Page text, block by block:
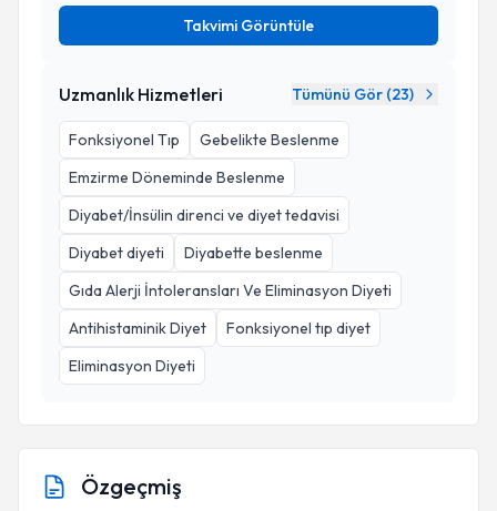
Takvimi Görüntüle
Uzmanlık Hizmetleri Tümünü Gör (23)
Fonksiyonel Tıp
Gebelikte Beslenme
Emzirme Döneminde Beslenme
Diyabet/İnsülin direnci ve diyet tedavisi
Diyabet diyeti
Diyabette beslenme
Gıda Alerji İntoleransları Ve Eliminasyon Diyeti
Antihistaminik Diyet
Fonksiyonel tıp diyet
Eliminasyon Diyeti
Özgeçmiş